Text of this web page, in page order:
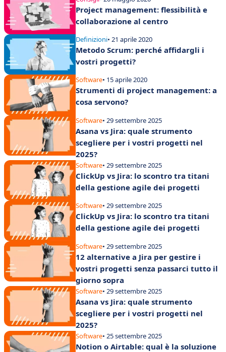
Project management: flessibilità e
collaborazione al centro
Definizioni• 21 aprile 2020
Metodo Scrum: perché affidargli i
vostri progetti?
Software• 15 aprile 2020
Strumenti di project management: a
cosa servono?
Software• 29 settembre 2025
Asana vs Jira: quale strumento
scegliere per i vostri progetti nel
2025?
Software• 29 settembre 2025
ClickUp vs Jira: lo scontro tra titani
della gestione agile dei progetti
Software• 29 settembre 2025
ClickUp vs Jira: lo scontro tra titani
della gestione agile dei progetti
Software• 29 settembre 2025
12 alternative a Jira per gestire i
vostri progetti senza passarci tutto il
giorno sopra
Software• 29 settembre 2025
Asana vs Jira: quale strumento
scegliere per i vostri progetti nel
2025?
Software• 25 settembre 2025
Notion o Airtable: qual è la soluzione